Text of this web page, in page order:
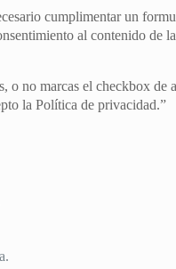
cumplimentar un
al contenido de
no marcas el checkbox
la Política de privacidad.”